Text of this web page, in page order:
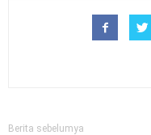
Berita sebelumya